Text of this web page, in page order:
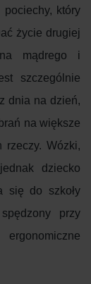
który
życie drugiej
mądrego i
szczególnie
dnia na dzień,
na większe
rzeczy. Wózki,
dziecko
się do szkoły
przy